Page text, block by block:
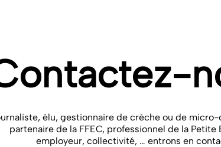
élu, gestionnaire de crèche ou de
partenaire de la FFEC, professionnel de la Petite
employeur, collectivité, … entrons en